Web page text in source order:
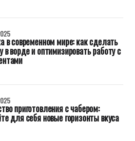
в современном мире: как сделать
в ворде и оптимизировать работу с
приготовления с чабером:
для себя новые горизонты вкуса